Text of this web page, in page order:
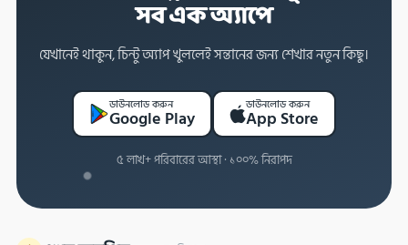
সব এক অ্যাপে
যেখানেই থাকুন, চিন্টু অ্যাপ খুললেই সন্তানের জন্য শেখার নতুন কিছু।
ডাউনলোড করুন
Google Play
ডাউনলোড করুন
App Store
৫ লাখ+ পরিবারের আস্থা · ১০০% নিরাপদ